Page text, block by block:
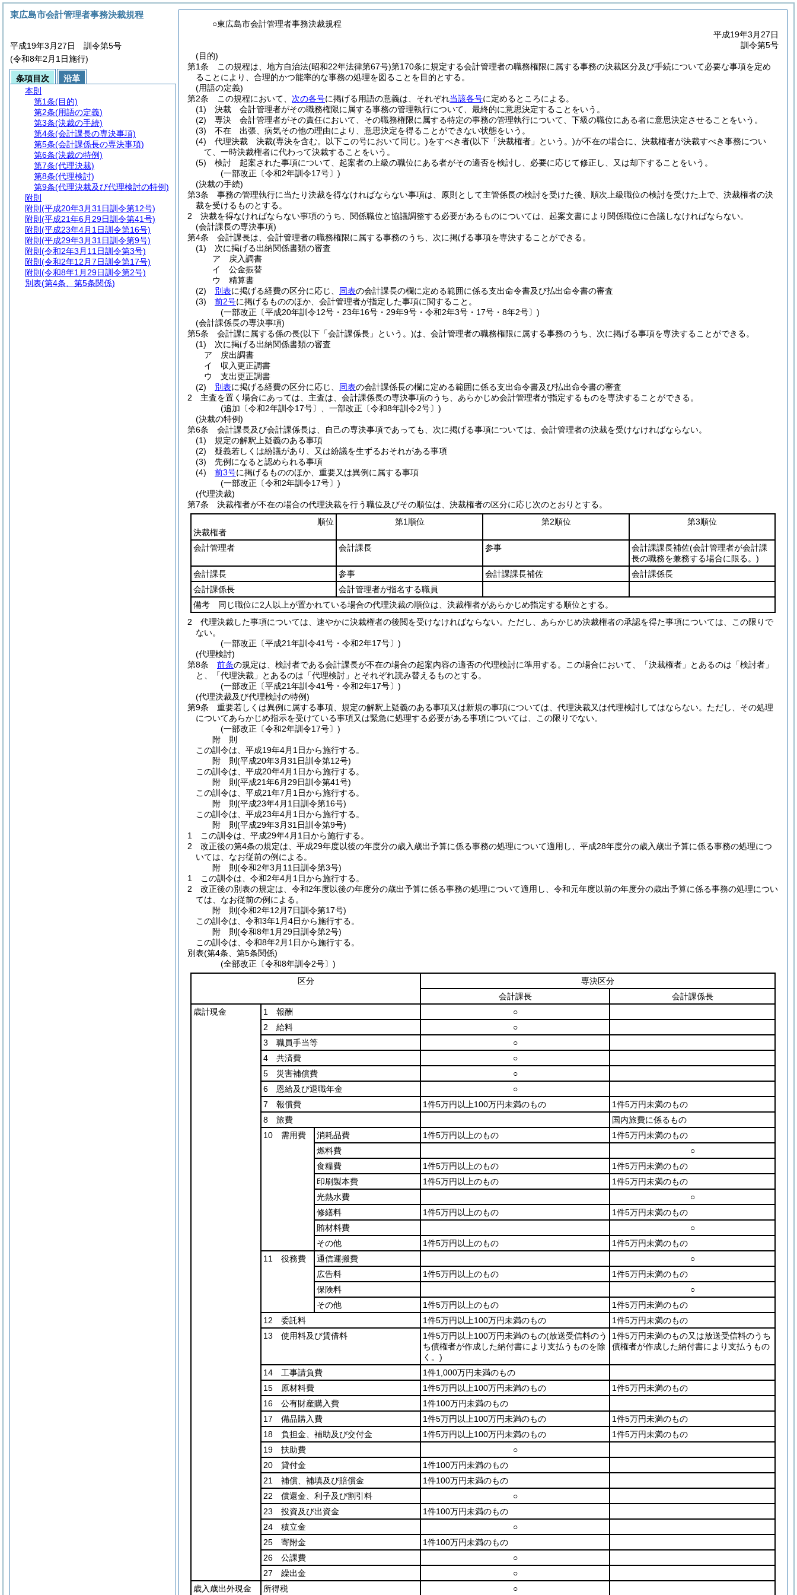
○東広島市会計管理者事務決裁規程
平成19年3月27日
訓令第5号
(目的)
第1条
この規程は、地方自治法(昭和22年法律第67号)第170条に規定する会計管理者の職務権限に属する事務の決裁区分及び手続について必要な事項を定め
ることにより、合理的かつ能率的な事務の処理を図ることを目的とする。
(用語の定義)
第2条
この規程において、 次の各号に掲げる用語の意義は、それぞれ当該各号に定めるところによる。
(1)
決裁 会計管理者がその職務権限に属する事務の管理執行について、最終的に意思決定することをいう。
(2)
専決 会計管理者がその責任において、その職務権限に属する特定の事務の管理執行について、下級の職位にある者に意思決定させることをいう。
(3)
不在 出張、病気その他の理由により、意思決定を得ることができない状態をいう。
(4)
代理決裁 決裁(専決を含む。以下この号において同じ。)をすべき者(以下「決裁権者」という。)が不在の場合に、決裁権者が決裁すべき事務につい
て、一時決裁権者に代わって決裁することをいう。
(5)
検討 起案された事項について、起案者の上級の職位にある者がその適否を検討し、必要に応じて修正し、又は却下することをいう。
(一部改正〔令和2年訓令17号〕)
(決裁の手続)
第3条
事務の管理執行に当たり決裁を得なければならない事項は、原則として主管係長の検討を受けた後、順次上級職位の検討を受けた上で、決裁権者の決
裁を受けるものとする。
2
決裁を得なければならない事項のうち、関係職位と協議調整する必要があるものについては、起案文書により関係職位に合議しなければならない。
(会計課長の専決事項)
第4条
会計課長は、会計管理者の職務権限に属する事務のうち、次に掲げる事項を専決することができる。
(1)
次に掲げる出納関係書類の審査
ア
戻入調書
イ
公金振替
ウ
精算書
(2)
別表に掲げる経費の区分に応じ、 同表の会計課長の欄に定める範囲に係る支出命令書及び払出命令書の審査
(3)
前2号に掲げるもののほか、会計管理者が指定した事項に関すること。
(一部改正〔平成20年訓令12号・23年16号・29年9号・令和2年3号・17号・8年2号〕)
(会計課係長の専決事項)
第5条
会計課に属する係の長(以下「会計課係長」という。)は、会計管理者の職務権限に属する事務のうち、次に掲げる事項を専決することができる。
(1)
次に掲げる出納関係書類の審査
ア
戻出調書
イ
収入更正調書
ウ
支出更正調書
(2)
別表に掲げる経費の区分に応じ、 同表の会計課係長の欄に定める範囲に係る支出命令書及び払出命令書の審査
2
主査を置く場合にあっては、主査は、会計課係長の専決事項のうち、あらかじめ会計管理者が指定するものを専決することができる。
(追加〔令和2年訓令17号〕、一部改正〔令和8年訓令2号〕)
(決裁の特例)
第6条
会計課長及び会計課係長は、自己の専決事項であっても、次に掲げる事項については、会計管理者の決裁を受けなければならない。
(1)
規定の解釈上疑義のある事項
(2)
疑義若しくは紛議があり、又は紛議を生ずるおそれがある事項
(3)
先例になると認められる事項
(4)
前3号に掲げるもののほか、重要又は異例に属する事項
(一部改正〔令和2年訓令17号〕)
(代理決裁)
第7条
決裁権者が不在の場合の代理決裁を行う職位及びその順位は、決裁権者の区分に応じ次のとおりとする。
順位
決裁権者
第1順位 第2順位 第3順位
会計管理者 会計課長 参事 会計課課長補佐(会計管理者が会計課
長の職務を兼務する場合に限る。)
会計課長
参事 会計課課長補佐
会計課係長
会計課係長
会計管理者が指名する職員
備考 同じ職位に2人以上が置かれている場合の代理決裁の順位は、決裁権者があらかじめ指定する順位とする。
2
代理決裁した事項については、速やかに決裁権者の後閲を受けなければならない。 ただし、あらかじめ決裁権者の承認を得た事項については、この限りで
ない。
(一部改正〔平成21年訓令41号・令和2年17号〕)
(代理検討)
第8条
前条の規定は、検討者である会計課長が不在の場合の起案内容の適否の代理検討に準用する。
この場合において、「決裁権者」とあるのは「検討者」
と、「代理決裁」とあるのは「代理検討」とそれぞれ読み替えるものとする。
(一部改正〔平成21年訓令41号・令和2年17号〕)
(代理決裁及び代理検討の特例)
第9条
重要若しくは異例に属する事項、規定の解釈上疑義のある事項又は新規の事項については、代理決裁又は代理検討してはならない。 ただし、その処理
についてあらかじめ指示を受けている事項又は緊急に処理する必要がある事項については、この限りでない。
(一部改正〔令和2年訓令17号〕)
附 則
この訓令は、平成19年4月1日から施行する。
附 則(平成20年3月31日訓令第12号)
この訓令は、平成20年4月1日から施行する。
附 則(平成21年6月29日訓令第41号)
この訓令は、平成21年7月1日から施行する。
附 則(平成23年4月1日訓令第16号)
この訓令は、平成23年4月1日から施行する。
附 則(平成29年3月31日訓令第9号)
1
この訓令は、平成29年4月1日から施行する。
2
改正後の第4条の規定は、平成29年度以後の年度分の歳入歳出予算に係る事務の処理について適用し、平成28年度分の歳入歳出予算に係る事務の処理につ
いては、なお従前の例による。
附 則(令和2年3月11日訓令第3号)
1
この訓令は、令和2年4月1日から施行する。
2
改正後の別表の規定は、令和2年度以後の年度分の歳出予算に係る事務の処理について適用し、令和元年度以前の年度分の歳出予算に係る事務の処理につい
ては、なお従前の例による。
附 則(令和2年12月7日訓令第17号)
この訓令は、令和3年1月4日から施行する。
附 則(令和8年1月29日訓令第2号)
この訓令は、令和8年2月1日から施行する。
別表(第4条、第5条関係)
(全部改正〔令和8年訓令2号〕)
区分
専決区分
会計課長
会計課係長
歳計現金
1 報酬
○
2 給料
○
3 職員手当等
○
4 共済費
○
5 災害補償費
○
6 恩給及び退職年金
○
7 報償費
1件5万円以上100万円未満のもの
1件5万円未満のもの
8 旅費
国内旅費に係るもの
10 需用費
消耗品費 1件5万円以上のもの
1件5万円未満のもの
燃料費
○
食糧費
1件5万円以上のもの
1件5万円未満のもの
印刷製本費
1件5万円以上のもの
1件5万円未満のもの
光熱水費
○
修繕料
1件5万円以上のもの
1件5万円未満のもの
賄材料費
○
その他
1件5万円以上のもの
1件5万円未満のもの
11 役務費
通信運搬費
○
広告料
1件5万円以上のもの
1件5万円未満のもの
保険料
○
その他
1件5万円以上のもの
1件5万円未満のもの
12 委託料
1件5万円以上100万円未満のもの
1件5万円未満のもの
13 使用料及び賃借料
1件5万円以上100万円未満のもの(放送受信料のう
ち債権者が作成した納付書により支払うものを除
く。)
1件5万円未満のもの又は放送受信料のうち
債権者が作成した納付書により支払うもの
14 工事請負費
1件1,000万円未満のもの
15 原材料費
1件5万円以上100万円未満のもの
1件5万円未満のもの
16 公有財産購入費
1件100万円未満のもの
17 備品購入費
1件5万円以上100万円未満のもの
1件5万円未満のもの
18 負担金、補助及び交付金
1件5万円以上100万円未満のもの
1件5万円未満のもの
19 扶助費
○
20 貸付金
1件100万円未満のもの
21 補償、補填及び賠償金
1件100万円未満のもの
22 償還金、利子及び割引料
○
23 投資及び出資金
1件100万円未満のもの
24 積立金
○
25 寄附金
1件100万円未満のもの
26 公課費
○
27 繰出金
○
歳入歳出外現金
所得税 ○
東広島市会計管理者事務決裁規程
平成19年3月27日 訓令第5号
(令和8年2月1日施行)
条項目次
沿革
本則
第1条(目的)
第2条(用語の定義)
第3条(決裁の手続)
第4条(会計課長の専決事項)
第5条(会計課係長の専決事項)
第6条(決裁の特例)
第7条(代理決裁)
第8条(代理検討)
第9条(代理決裁及び代理検討の特例)
附則
附則 (平成20年3月31日訓令第12号)
附則 (平成21年6月29日訓令第41号)
附則 (平成23年4月1日訓令第16号)
附則 (平成29年3月31日訓令第9号)
附則 (令和2年3月11日訓令第3号)
附則 (令和2年12月7日訓令第17号)
附則 (令和8年1月29日訓令第2号)
別表(第4条、第5条関係)